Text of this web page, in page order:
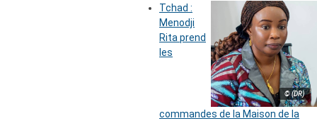
© (DR)
Tchad :
Menodji
Rita prend
les
commandes de la Maison de la